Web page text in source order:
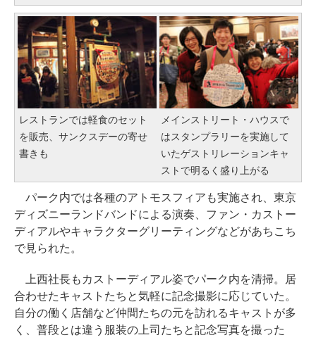
レストランでは軽食のセット
を販売、サンクスデーの寄せ
書きも
メインストリート・ハウスで
はスタンプラリーを実施して
いたゲストリレーションキャ
ストで明るく盛り上がる
パーク内では各種のアトモスフィアも実施され、東京
ディズニーランドバンドによる演奏、ファン・カストー
ディアルやキャラクターグリーティングなどがあちこち
で見られた。
上西社長もカストーディアル姿でパーク内を清掃。居
合わせたキャストたちと気軽に記念撮影に応じていた。
自分の働く店舗など仲間たちの元を訪れるキャストが多
く、普段とは違う服装の上司たちと記念写真を撮った